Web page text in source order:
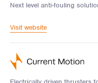
Next level anti-fouling
Visit website